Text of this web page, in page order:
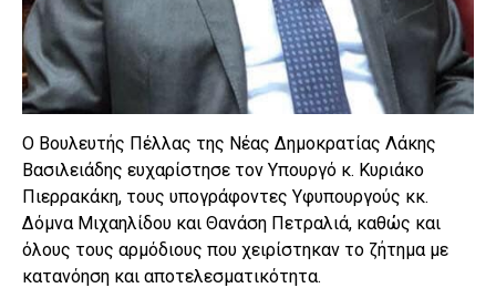
Ο Βουλευτής Πέλλας της Νέας Δημοκρατίας Λάκης
Βασιλειάδης ευχαρίστησε τον Υπουργό κ. Κυριάκο
Πιερρακάκη, τους υπογράφοντες Υφυπουργούς κκ.
Δόμνα Μιχαηλίδου και Θανάση Πετραλιά, καθώς και
όλους τους αρμόδιους που χειρίστηκαν το ζήτημα με
κατανόηση και αποτελεσματικότητα.